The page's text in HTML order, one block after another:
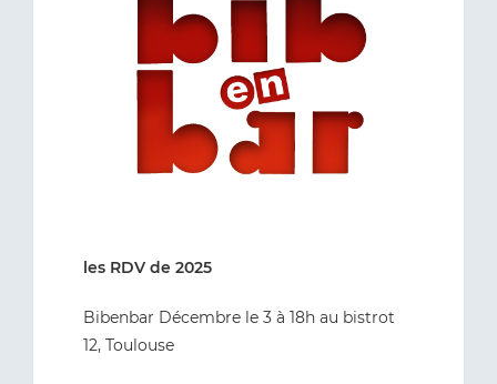
les RDV de 2025
Bibenbar Décembre le 3 à 18h au bistrot
12, Toulouse